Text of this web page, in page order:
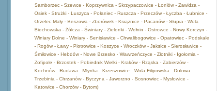
Samborzec - Szewce - Koprzywnica - Skrzypaczowice - Łoniów - Zawidza -
Osiek - Strużki - Luszyca - Połaniec - Ruszcza - Przeczów - Łyczba - Łubnice -
Orzelec Mały - Beszowa - Zborówek - Książnice - Pacanów - Słupia - Wola
Biechowska - Żółcza - Świniary - Zielonki - Wełnin - Ostrowce - Nowy Korczyn -
Winiary Dolne - Winiary - Senisławice - Chwalibogowice - Opatowiec - Podskale
- Rogów - Ławy - Piotrowice - Koszyce - Wroczków - Jaksice - Sierosławice -
Śmiłowice - Hebdów - Nowe Brzesko - Wawrzeńczyce - Złotniki - Igołomia -
Zofipole - Brzostek - Pobiednik Wielki - Kraków - Rząska - Zabierzów -
Kochnów - Rudawa - Młynka - Krzeszowice - Wola Filipowska - Dulowa -
Trzebinia - Chrzanów - Byczyna - Jaworzno - Sosnowiec - Mysłowice -
Katowice - Chorzów - Bytom)